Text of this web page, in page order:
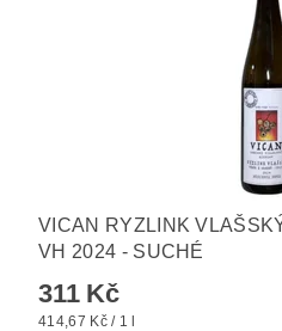
VICAN RYZLINK
VH 2024 - SUCHÉ
311 Kč
414,67 Kč / 1 l